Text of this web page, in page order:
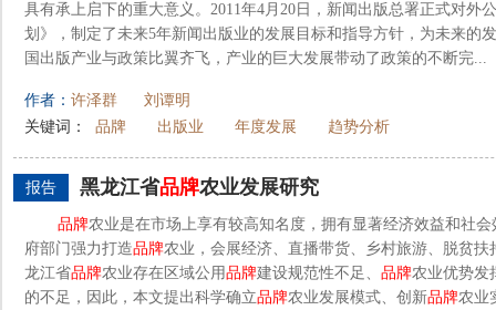
具有承上启下的重大意义。2011年4月20日，新闻出版总署正式对外
划》，制定了未来5年新闻出版业的发展目标和指导方针，为未来的
国出版产业与政策比翼齐飞，产业的巨大发展带动了政策的不断完...
作者： 许泽群
刘谭明
关键词：
品牌 出版业 年度发展 趋势分析
报告 黑龙江省品牌农业发展研究
品牌农业是在市场上享有较高知名度，拥有显著经济效益和社
府部门强力打造品牌农业，会展经济、直播带货、乡村旅游、脱贫扶
龙江省品牌农业存在区域公用品牌建设规范性不足、 品牌农业优势发
的不足，因此，本文提出科学确立品牌农业发展模式、创新品牌农业